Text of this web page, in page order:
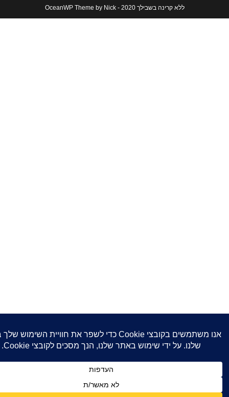
ללא קרינה בשבילך 2020 - OceanWP Theme by Nick